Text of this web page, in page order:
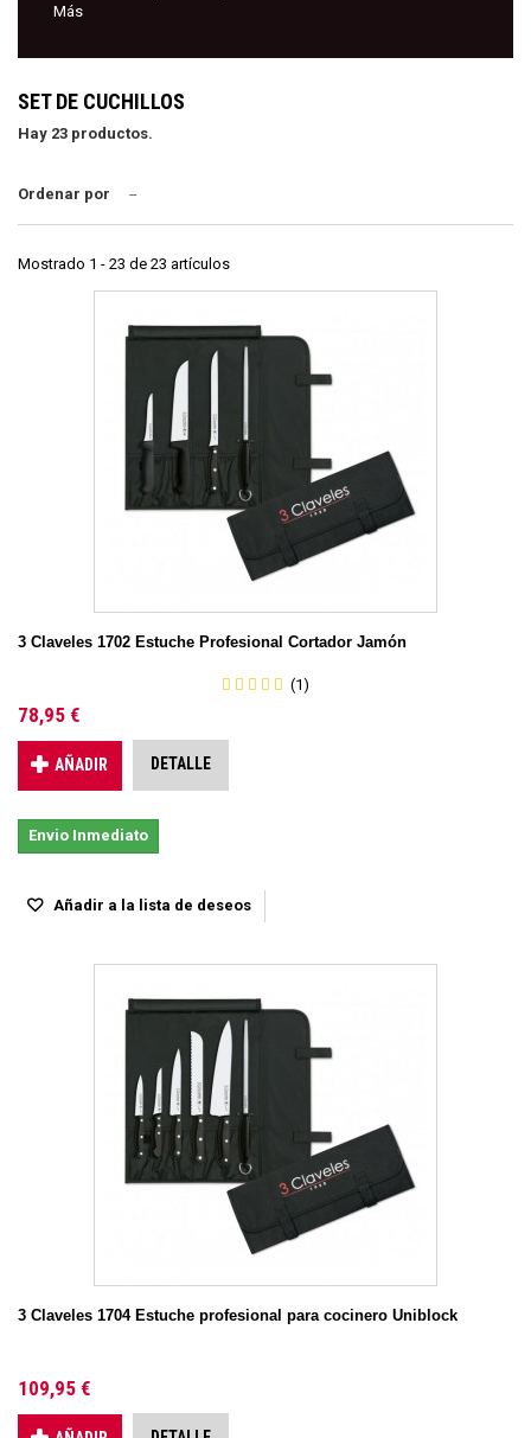
Más
SET DE CUCHILLOS
Hay 23 productos.
Ordenar por --
Mostrado 1 - 23 de 23 artículos
3 Claveles 1702 Estuche Profesional Cortador Jamón
(1)
78,95 €
AÑADIR DETALLE
Envio Inmediato
Añadir a la lista de deseos
3 Claveles 1704 Estuche profesional para cocinero Uniblock
109,95 €